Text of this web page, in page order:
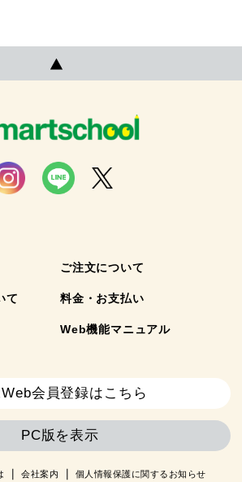
ご注文について
て 料金・お支払い
Web機能マニュアル
会員登録はこちら
PC版を表示
会社案内 個人情報保護に関するお知らせ